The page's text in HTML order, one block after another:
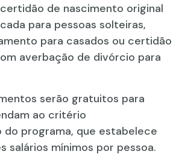
de nascimento original
para pessoas solteiras,
para casados ou certidão
averbação de divórcio para
serão gratuitos para
ao critério
programa, que estabelece
salários mínimos por pessoa.